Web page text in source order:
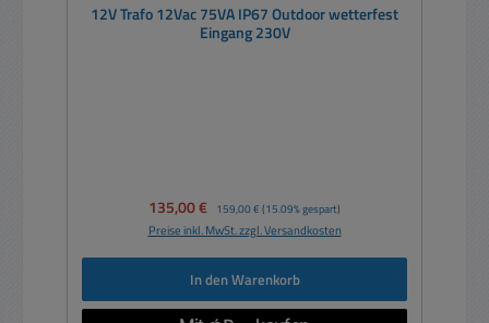
12V Trafo 12Vac 75VA IP67 Outdoor wetterfest
Eingang 230V
Verkaufspreis:
135,00 € Regulärer Preis:
159,00 € (15.09% gespart)
Preise inkl. MwSt. zzgl. Versandkosten
In den Warenkorb